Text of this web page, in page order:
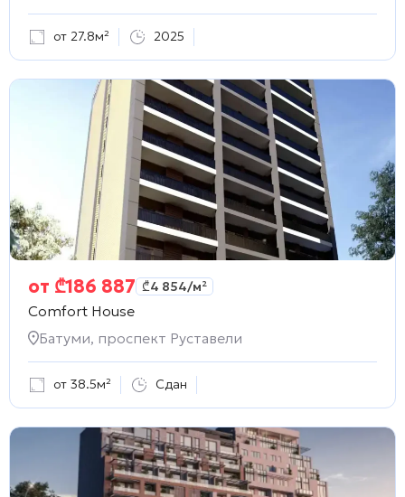
от 27.8м² 2025
от ₾186 887 ₾4 854/м²
Comfort House
Батуми, проспект Руставели
от 38.5м² Сдан